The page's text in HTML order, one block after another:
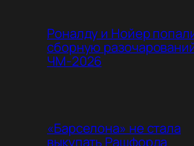
Роналду и Нойер
сборную
ЧМ-2026
«Барселона» не стала
выкупать Рашфорда